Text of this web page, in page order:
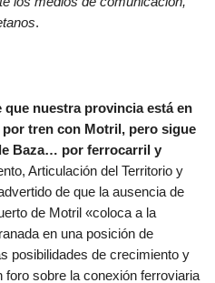
.
que nuestra provincia está en
tren con Motril, pero sigue
Baza… por ferrocarril y
Articulación del Territorio y
de que la ausencia de
de Motril «coloca a la
en una posición de
posibilidades de crecimiento y
foro sobre la conexión ferroviaria